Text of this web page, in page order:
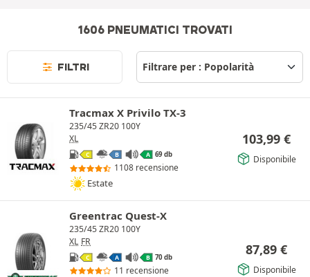
1606 PNEUMATICI TROVATI
FILTRI
Tracmax X Privilo TX-3
235/45 ZR20 100Y
XL
C B A 69 db
1108 recensione
Estate
103,99 €
Disponibile
Greentrac Quest-X
235/45 ZR20 100Y
XL FR
C A B 70 db
11 recensione
87,89 €
Disponibile